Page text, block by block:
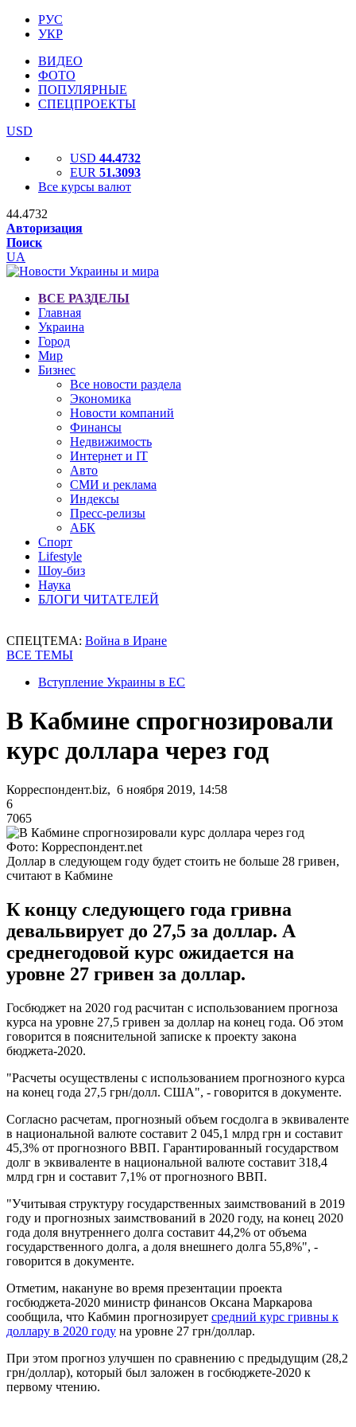
РУС
УКР
ВИДЕО
ФОТО
ПОПУЛЯРНЫЕ
СПЕЦПРОЕКТЫ
USD
USD 44.4732
EUR 51.3093
Все курсы валют
44.4732
Авторизация
Поиск
UA
ВСЕ РАЗДЕЛЫ
Главная
Украина
Город
Мир
Бизнес
Все новости раздела
Экономика
Новости компаний
Финансы
Недвижимость
Интернет и IT
Авто
СМИ и реклама
Индексы
Пресс-релизы
АБК
Спорт
Lifestyle
Шоу-биз
Наука
БЛОГИ ЧИТАТЕЛЕЙ
СПЕЦТЕМА: Война в Иране
ВСЕ ТЕМЫ
Вступление Украины в ЕС
В Кабмине спрогнозировали
курс доллара через год
Корреспондент.biz, 6 ноября 2019, 14:58
6
7065
Фото: Корреспондент.net
Доллар в следующем году будет стоить не больше 28 гривен,
считают в Кабмине
К концу следующего года гривна
девальвирует до 27,5 за доллар. А
среднегодовой курс ожидается на
уровне 27 гривен за доллар.
Госбюджет на 2020 год расчитан с использованием прогноза
курса на уровне 27,5 гривен за доллар на конец года. Об этом
говорится в пояснительной записке к проекту закона
бюджета-2020.
"Расчеты осуществлены с использованием прогнозного курса
на конец года 27,5 грн/долл. США", - говорится в документе.
Согласно расчетам, прогнозный объем госдолга в эквиваленте
в национальной валюте составит 2 045,1 млрд грн и составит
45,3% от прогнозного ВВП. Гарантированный государством
долг в эквиваленте в национальной валюте составит 318,4
млрд грн и составит 7,1% от прогнозного ВВП.
"Учитывая структуру государственных заимствований в 2019
году и прогнозных заимствований в 2020 году, на конец 2020
года доля внутреннего долга составит 44,2% от объема
государственного долга, а доля внешнего долга 55,8%", -
говорится в документе.
Отметим, накануне во время презентации проекта
госбюджета-2020 министр финансов Оксана Маркарова
сообщила, что Кабмин прогнозирует средний курс гривны к
доллару в 2020 году на уровне 27 грн/доллар.
При этом прогноз улучшен по сравнению с предыдущим (28,2
грн/доллар), который был заложен в госбюджете-2020 к
первому чтению.